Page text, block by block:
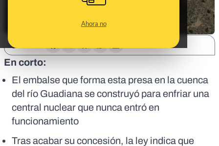
Ahora no
En corto:
El embalse que forma esta presa en la cuenca
del río Guadiana se construyó para enfriar una
central nuclear que nunca entró en
funcionamiento
Tras acabar su concesión, la ley indica que